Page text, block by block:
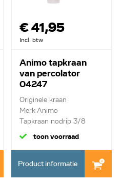
€ 41,95
Incl. btw
Animo tapkraan
van percolator
04247
Originele kraan
Merk Animo
Tapkraan nodrip 3/8
toon voorraad
Product informatie